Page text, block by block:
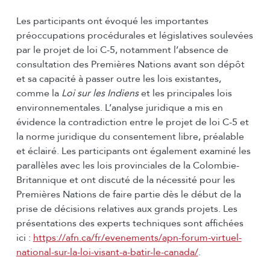
Les participants ont évoqué les importantes
préoccupations procédurales et législatives soulevées
par le projet de loi C-5, notamment l’absence de
consultation des Premières Nations avant son dépôt
et sa capacité à passer outre les lois existantes,
comme la Loi sur les Indienset les principales lois
environnementales. L’analyse juridique a mis en
évidence la contradiction entre le projet de loi C-5 et
la norme juridique du consentement libre, préalable
et éclairé. Les participants ont également examiné les
parallèles avec les lois provinciales de la Colombie-
Britannique et ont discuté de la nécessité pour les
Premières Nations de faire partie dès le début de la
prise de décisions relatives aux grands projets. Les
présentations des experts techniques sont affichées
ici : https://afn.ca/fr/evenements/apn-forum-virtuel-
national-sur-la-loi-visant-a-batir-le-canada/.